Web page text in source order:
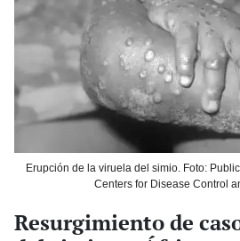
Erupción de la viruela del simio. Foto:
Centers for Disease Control
Resurgimiento de